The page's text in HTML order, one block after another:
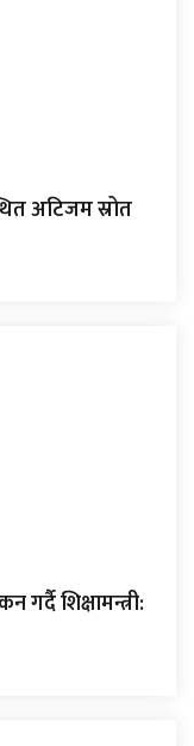
अटिजम स्रोत
शिक्षामन्त्री: